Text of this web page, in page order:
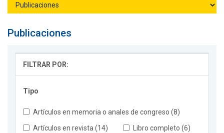
Publicaciones
FILTRAR POR:
Tipo
Artículos en memoria o anales de congreso (8)
Artículos en revista (14)
Libro completo (6)